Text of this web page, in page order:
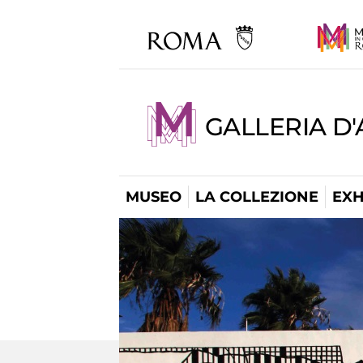
GALLERIA
MUSEO LA COLLEZIONE